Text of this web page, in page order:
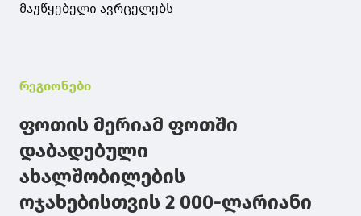
მაუწყებელი ავრცელებს
რეგიონები
ფოთის მერიამ ფოთში
დაბადებული
ახალშობილების
ოჯახებისთვის 2 000-ლარიანი